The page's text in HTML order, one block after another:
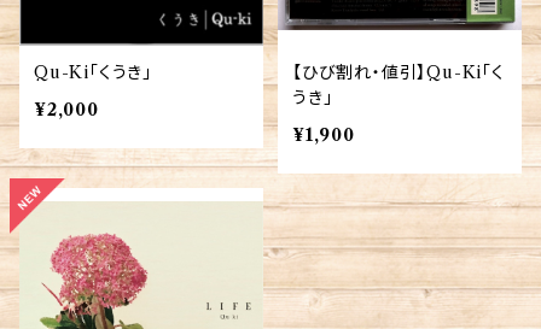
Qu-Ki「くうき」
¥2,000
【ひび割れ・値引】Qu-Ki「く
うき」
¥1,900